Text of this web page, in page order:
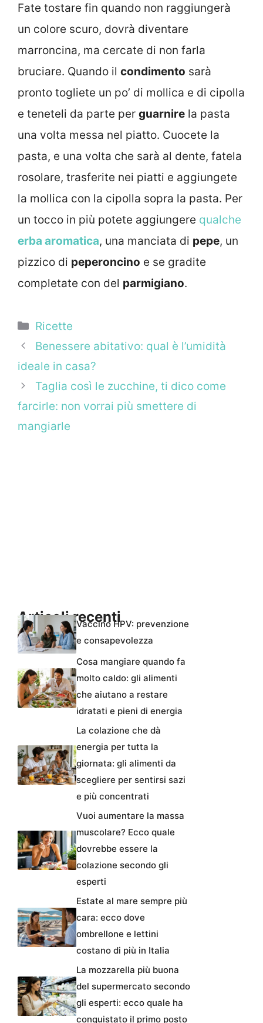
Fate tostare fin quando non raggiungerà
un colore scuro, dovrà diventare
marroncina, ma cercate di non farla
bruciare. Quando il condimento sarà
pronto togliete un po’ di mollica e di cipolla
e teneteli da parte per guarnire la pasta
una volta messa nel piatto. Cuocete la
pasta, e una volta che sarà al dente, fatela
rosolare, trasferite nei piatti e aggiungete
la mollica con la cipolla sopra la pasta. Per
un tocco in più potete aggiungere qualche
erba aromatica, una manciata di pepe, un
pizzico di peperoncino e se gradite
completate con del parmigiano.
Categorie
Ricette
Benessere abitativo: qual è l’umidità
ideale in casa?
Taglia così le zucchine, ti dico come
farcirle: non vorrai più smettere di
mangiarle
Articoli recentiVaccino HPV: prevenzione
e consapevolezza
Cosa mangiare quando fa
molto caldo: gli alimenti
che aiutano a restare
idratati e pieni di energia
La colazione che dà
energia per tutta la
giornata: gli alimenti da
scegliere per sentirsi sazi
e più concentrati
Vuoi aumentare la massa
muscolare? Ecco quale
dovrebbe essere la
colazione secondo gli
esperti
Estate al mare sempre più
cara: ecco dove
ombrellone e lettini
costano di più in Italia
La mozzarella più buona
del supermercato secondo
gli esperti: ecco quale ha
conquistato il primo posto